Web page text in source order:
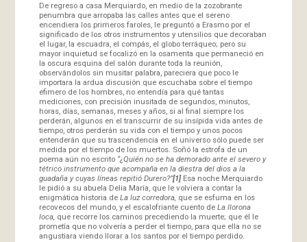
De regreso a casa Merquiardo, en medio de la zozobrante
penumbra que arropaba las calles antes que el sereno
encendiera los primeros faroles, le preguntó a Erasmo por el
significado de los otros instrumentos y utensilios que decoraban
el lugar, la escuadra, el compás, el globo terráqueo; pero su
mayor inquietud se focalizó en la osamenta que permaneció en
la oscura esquina del salón durante toda la reunión,
observándolos sin musitar palabra, pareciera que poco le
importara la ardua discusión que escuchaba sobre el tiempo
efimero de los hombres, no entendía para qué tantas
mediciones, con precisión inusitada de segundos, minutos,
horas, días, semanas, meses y años, si al final siempre los
perderán, algunos en el transcurrir de su insípida vida antes de
tiempo, otros perderán su vida con el tiempo y unos pocos
entenderán que su trascendencia en el universo sólo puede ser
medida por el tiempo de los muertos. Soñó la estrofa de un
poema aún no escrito “¿Quién no se ha demorado ante el severo y
tétrico instrumento que acompaña en la diestra del dios a la
guadaña y cuyas líneas repitió Durero?”[1]Esa noche Merquiardo
le pidió a su abuela Delia María, que le volviera a contar la
enigmática historia de La luz corredora,que se esfuma en los
recovecos del mundo, y el escalofriante cuento de La llorona
loca,que recorre los caminos precediendo la muerte; que él le
prometía que no volvería a perder el tiempo, para que ella no se
angustiara viendo llorar a los santos por el tiempo perdido.